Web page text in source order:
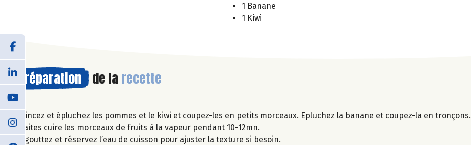
1 Banane
1 Kiwi
Préparation de la recette
Rincez et épluchez les pommes et le kiwi et coupez-les en petits morceaux. Epluchez la banane et coupez-la en tronçons.
Faites cuire les morceaux de fruits à la vapeur pendant 10-12mn.
Egouttez et réservez l’eau de cuisson pour ajuster la texture si besoin.